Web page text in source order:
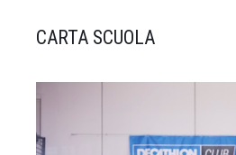
CARTA SCUOLA